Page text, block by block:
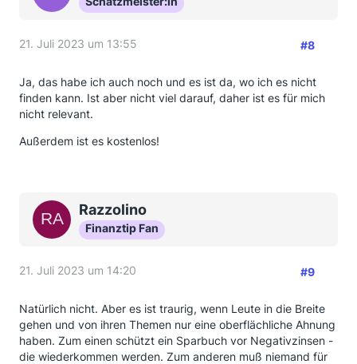
21. Juli 2023 um 13:55 #8
Ja, das habe ich auch noch und es ist da, wo ich es nicht
finden kann. Ist aber nicht viel darauf, daher ist es für mich
nicht relevant.
Außerdem ist es kostenlos!
Razzolino
Finanztip Fan
21. Juli 2023 um 14:20 #9
Natürlich nicht. Aber es ist traurig, wenn Leute in die Breite
gehen und von ihren Themen nur eine oberflächliche Ahnung
haben. Zum einen schützt ein Sparbuch vor Negativzinsen -
die wiederkommen werden. Zum anderen muß niemand für